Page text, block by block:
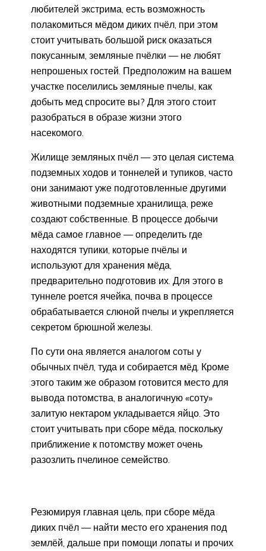
любителей экстрима, есть возможность
полакомиться мёдом диких пчёл, при этом
стоит учитывать большой риск оказаться
покусанным, земляные пчёлки — не любят
непрошеных гостей. Предположим на вашем
участке поселились земляные пчелы, как
добыть мед спросите вы? Для этого стоит
разобраться в образе жизни этого
насекомого.
Жилище земляных пчёл — это целая система
подземных ходов и тоннелей и тупиков, часто
они занимают уже подготовленные другими
животными подземные хранилища, реже
создают собственные. В процессе добычи
мёда самое главное — определить где
находятся тупики, которые пчёлы и
используют для хранения мёда,
предварительно подготовив их. Для этого в
туннеле роется ячейка, почва в процессе
обрабатывается слюной пчелы и укрепляется
секретом брюшной железы.
По сути она является аналогом соты у
обычных пчёл, туда и собирается мёд. Кроме
этого таким же образом готовится место для
вывода потомства, в аналогичную «соту»
залитую нектаром укладывается яйцо. Это
стоит учитывать при сборе мёда, поскольку
приближение к потомству может очень
разозлить пчелиное семейство.
Резюмируя главная цель, при сборе мёда
диких пчёл — найти место его хранения под
землёй, дальше при помощи лопаты и прочих